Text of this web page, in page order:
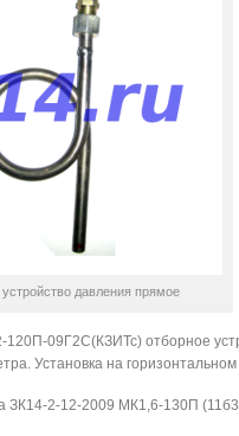
давления прямое
09Г2С(КЗИТс) отборное
Установка на
ЗК14-2-12-2009 МК1,6-130П